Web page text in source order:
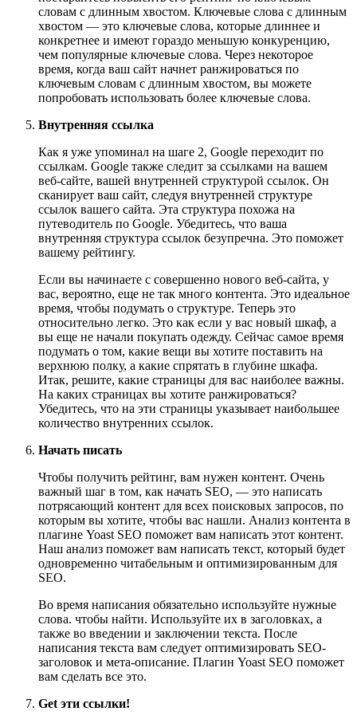
словам с длинным хвостом. Ключевые слова с длинным
хвостом — это ключевые слова, которые длиннее и
конкретнее и имеют гораздо меньшую конкуренцию,
чем популярные ключевые слова. Через некоторое
время, когда ваш сайт начнет ранжироваться по
ключевым словам с длинным хвостом, вы можете
попробовать использовать более ключевые слова.
Внутренняя ссылка
Как я уже упоминал на шаге 2, Google переходит по
ссылкам. Google также следит за ссылками на вашем
веб-сайте, вашей внутренней структурой ссылок. Он
сканирует ваш сайт, следуя внутренней структуре
ссылок вашего сайта. Эта структура похожа на
путеводитель по Google. Убедитесь, что ваша
внутренняя структура ссылок безупречна. Это поможет
вашему рейтингу.
Если вы начинаете с совершенно нового веб-сайта, у
вас, вероятно, еще не так много контента. Это идеальное
время, чтобы подумать о структуре. Теперь это
относительно легко. Это как если у вас новый шкаф, а
вы еще не начали покупать одежду. Сейчас самое время
подумать о том, какие вещи вы хотите поставить на
верхнюю полку, а какие спрятать в глубине шкафа.
Итак, решите, какие страницы для вас наиболее важны.
На каких страницах вы хотите ранжироваться?
Убедитесь, что на эти страницы указывает наибольшее
количество внутренних ссылок.
Начать писать
Чтобы получить рейтинг, вам нужен контент. Очень
важный шаг в том, как начать SEO, — это написать
потрясающий контент для всех поисковых запросов, по
которым вы хотите, чтобы вас нашли. Анализ контента в
плагине Yoast SEO поможет вам написать этот контент.
Наш анализ поможет вам написать текст, который будет
одновременно читабельным и оптимизированным для
SEO.
Во время написания обязательно используйте нужные
слова. чтобы найти. Используйте их в заголовках, а
также во введении и заключении текста. После
написания текста вам следует оптимизировать SEO-
заголовок и мета-описание. Плагин Yoast SEO поможет
вам сделать все это.
Get эти ссылки!